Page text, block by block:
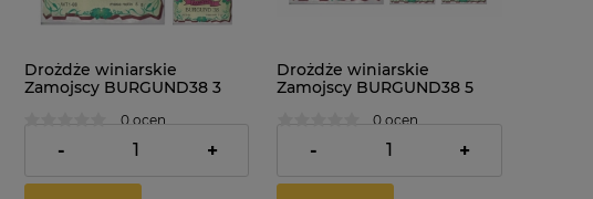
Drożdże winiarskie
Zamojscy BURGUND38 3
0 ocen
5,79 zł
- +
Drożdże winiarskie
Zamojscy BURGUND38 5
0 ocen
8,95 zł
- +